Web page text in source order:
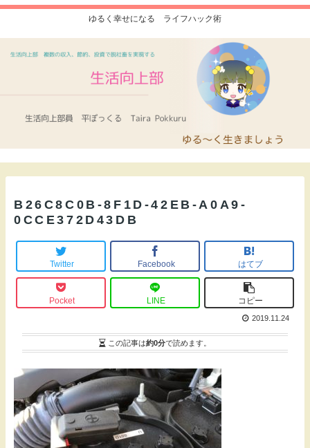
ゆるく幸せになる ライフハック術
B26C8C0B-8F1D-42EB-A0A9-
0CCE372D43DB
Twitter Facebook はてブ
Pocket LINE コピー
2019.11.24
この記事は約0分で読めます。